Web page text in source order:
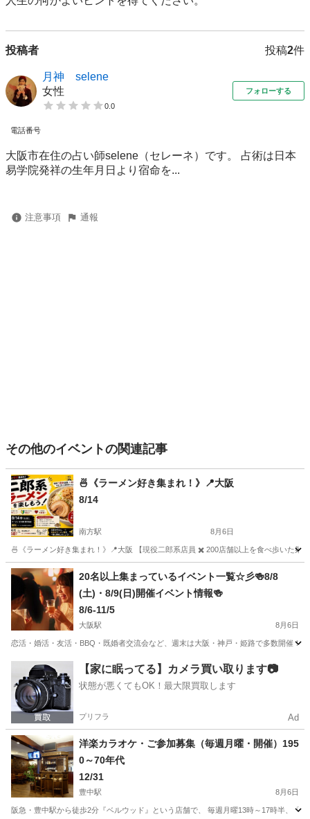
投稿者 投稿2件
月神 selene
女性
0.0
フォローする
電話番号
大阪市在住の占い師selene（セレーネ）です。 占術は日本
易学院発祥の生年月日より宿命を...
注意事項 通報
その他のイベントの関連記事
🍜《ラーメン好き集まれ！》📍大阪
8/14
南方駅 8月6日
🍜《ラーメン好き集まれ！》📍大阪 【現役二郎系店員 ✖️ 200店舗以上を食べ歩いた麺
大阪 大阪市 南方駅 その他 Club
20名以上集まっているイベント一覧☆彡🍻8/8
(土)・8/9(日)開催イベント情報🍻
8/6-11/5
大阪駅 8月6日
恋活・婚活・友活・BBQ・既婚者交流会など、週末は大阪・神戸・姫路で多
大阪市 大阪駅 その他 会場
【家に眠ってる】カメラ買い取ります📷
状態が悪くてもOK！最大限買取します
プリフラ Ad
洋楽カラオケ・ご参加募集（毎週月曜・開催）195
0～70年代
12/31
豊中駅 8月6日
阪急・豊中駅から徒歩2分『ベルウッド』という店舗で、 毎週月曜13時～17時半、「